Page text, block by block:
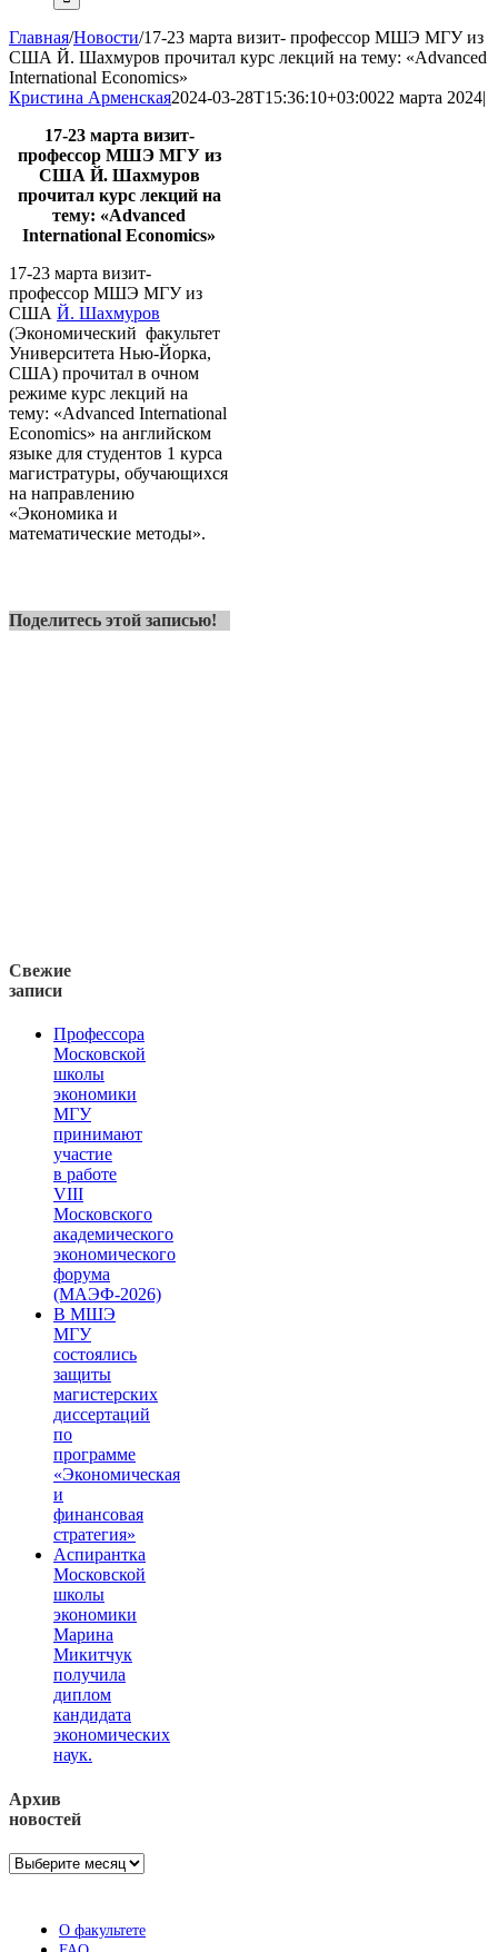
Главная/Новости/17-23 марта визит- профессор МШЭ МГУ из
США Й. Шахмуров прочитал курс лекций на тему: «Advanced
International Economics»
Кристина Арменская2024-03-28T15:36:10+03:0022 марта 2024|
17-23 марта визит-
профессор МШЭ МГУ из
США Й. Шахмуров
прочитал курс лекций на
тему: «Advanced
International Economics»
17-23 марта визит-
профессор МШЭ МГУ из
США Й. Шахмуров
(Экономический факультет
Университета Нью-Йорка,
США) прочитал в очном
режиме курс лекций на
тему: «Advanced International
Economics» на английском
языке для студентов 1 курса
магистратуры, обучающихся
на направлению
«Экономика и
математические методы».
Поделитесь этой записью!
Свежие
записи
Профессора
Московской
школы
экономики
МГУ
принимают
участие
в работе
VIII
Московского
академического
экономического
форума
(МАЭФ-2026)
В МШЭ
МГУ
состоялись
защиты
магистерских
диссертаций
по
программе
«Экономическая
и
финансовая
стратегия»
Аспирантка
Московской
школы
экономики
Марина
Микитчук
получила
диплом
кандидата
экономических
наук.
Архив
новостей
Архив
О факультете